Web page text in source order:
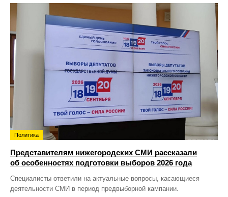
Политика
Представителям нижегородских СМИ рассказали
об особенностях подготовки выборов 2026 года
Специалисты ответили на актуальные вопросы, касающиеся
деятельности СМИ в период предвыборной кампании.